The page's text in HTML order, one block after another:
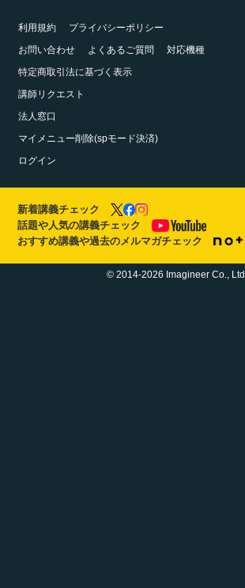
利用規約
プライバシーポリシー
お問い合わせ
よくあるご質問
対応機種
特定商取引法に基づく表示
講師リクエスト
法人窓口
マイメニュー削除(spモード決済)
ログイン
新着講義チェック
話題や人気の講義チェック
おすすめ講義や過去のメルマガチェック
© 2014-2026 Imagineer Co., Ltd.